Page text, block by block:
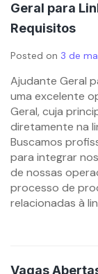
Geral para
Requisitos
Posted on 3 de
Ajudante Geral
uma excelente
Geral, cuja
diretamente na
Buscamos
para integrar
de nossas
processo de
relacionadas à
Vagas